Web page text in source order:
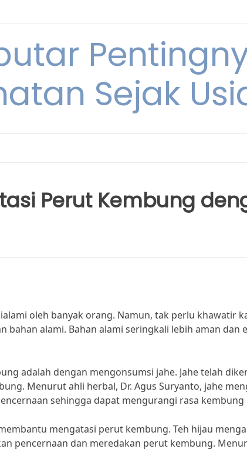
Sejak
Perut Kembung
oleh banyak orang. Namun, tak perlu khawatir
bahan alami. Bahan alami seringkali lebih aman dan
adalah dengan mengonsumsi jahe. Jahe telah
Menurut ahli herbal, Dr. Agus Suryanto, jahe
sehingga dapat mengurangi rasa kembung
mengatasi perut kembung. Teh hijau
pencernaan dan meredakan perut kembung.